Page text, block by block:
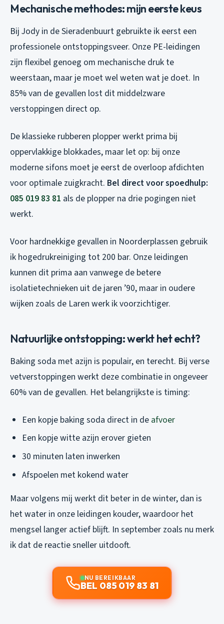
Mechanische methodes: mijn eerste keus
Bij Jody in de Sieradenbuurt gebruikte ik eerst een
professionele ontstoppingsveer. Onze PE-leidingen
zijn flexibel genoeg om mechanische druk te
weerstaan, maar je moet wel weten wat je doet. In
85% van de gevallen lost dit middelzware
verstoppingen direct op.
De klassieke rubberen plopper werkt prima bij
oppervlakkige blokkades, maar let op: bij onze
moderne sifons moet je eerst de overloop afdichten
voor optimale zuigkracht. Bel direct voor spoedhulp:
085 019 83 81 als de plopper na drie pogingen niet
werkt.
Voor hardnekkige gevallen in Noorderplassen gebruik
ik hogedrukreiniging tot 200 bar. Onze leidingen
kunnen dit prima aan vanwege de betere
isolatietechnieken uit de jaren ’90, maar in oudere
wijken zoals de Laren werk ik voorzichtiger.
Natuurlijke ontstopping: werkt het echt?
Baking soda met azijn is populair, en terecht. Bij verse
vetverstoppingen werkt deze combinatie in ongeveer
60% van de gevallen. Het belangrijkste is timing:
Een kopje baking soda direct in de afvoer
Een kopje witte azijn erover gieten
30 minuten laten inwerken
Afspoelen met kokend water
Maar volgens mij werkt dit beter in de winter, dan is
het water in onze leidingen kouder, waardoor het
mengsel langer actief blijft. In september zoals nu merk
ik dat de reactie sneller uitdooft.
NU BEREIKBAAR
BEL 085 019 83 81